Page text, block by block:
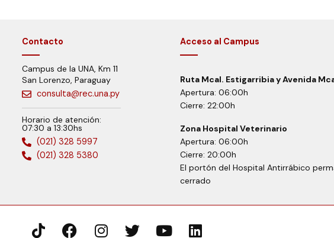
Contacto
Campus de la UNA, Km 11
San Lorenzo, Paraguay
consulta@rec.una.py
Horario de atención:
07:30 a 13:30hs
(021) 328 5997
(021) 328 5380
Acceso al Campus
Ruta Mcal. Estigarribia y Avenida
Apertura: 06:00h
Cierre: 22:00h
Zona Hospital Veterinario
Apertura: 06:00h
Cierre: 20:00h
El portón del Hospital Antirrábico
cerrado